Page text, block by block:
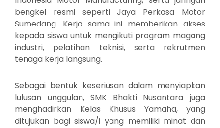
bengkel resmi seperti Jaya Perkasa Motor
Sumedang. Kerja sama ini memberikan akses
kepada siswa untuk mengikuti program magang
industri, pelatihan teknisi, serta rekrutmen
tenaga kerja langsung.
Sebagai bentuk keseriusan dalam menyiapkan
lulusan unggulan, SMK Bhakti Nusantara juga
menghadirkan Kelas Khusus Yamaha, yang
ditujukan bagi siswa/i yang memiliki minat dan